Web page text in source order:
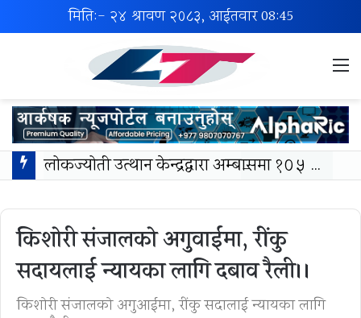
मिति:- २४ श्रावण २०८३, आईतवार08:45
लोकज्योती उत्थान केन्द्रद्वारा अम्बासमा १०५ विपन्न विद्यार्थीलाई शैक्षिक तथा खेलकुद सामग्री वितरण
किशोरी संजालको अगुवाईमा, रींकु
सदायलाई न्यायका लागि दबाव रैली।।
किशोरी संजालको अगुआईमा, रींकु सदालाई न्यायका लागि